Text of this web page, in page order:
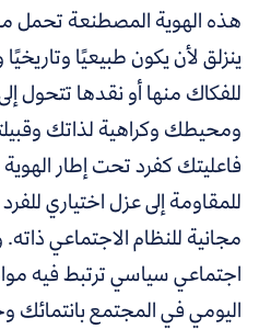
هذه الهوية المصطنعة تحمل
ينزلق لأن يكون طبيعيًا
للفكاك منها أو نقدها تتحول
ومحيطك وكراهية لذاتك
فاعليتك كفرد تحت إطار
للمقاومة إلى عزل اختياري
مجانية للنظام الاجتماعي
اجتماعي سياسي ترتبط فيه
اليومي في المجتمع بانتمائك